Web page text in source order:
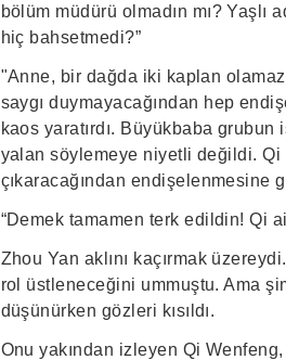
bölüm müdürü olmadın mı?
hiç bahsetmedi?”
"Anne, bir dağda iki kaplan
saygı duymayacağından hep
kaos yaratırdı. Büyükbaba
yalan söylemeye niyetli değildi. Qi
çıkaracağından endişelenmesine
“Demek tamamen terk edildin! Qi
Zhou Yan aklını kaçırmak
rol üstleneceğini ummuştu. Ama
düşünürken gözleri kısıldı.
Onu yakından izleyen Qi